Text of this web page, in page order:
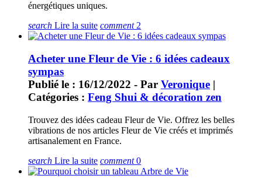
énergétiques uniques.
search Lire la suite comment2
Acheter une Fleur de Vie : 6 idées cadeaux
sympas
Publié le : 16/12/2022 - Par Veronique |
Catégories : Feng Shui & décoration zen
Trouvez des idées cadeau Fleur de Vie. Offrez les belles
vibrations de nos articles Fleur de Vie créés et imprimés
artisanalement en France.
search Lire la suite comment0